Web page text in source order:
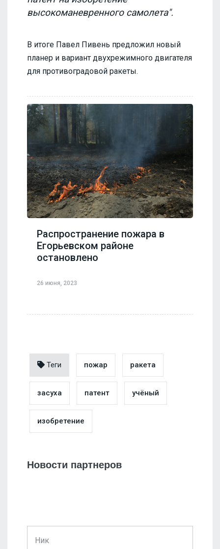
высокоманевренного самолета".
В итоге Павел Пивень предложил новый
планер и вариант двухрежимного двигателя
для противоградовой ракеты.
Распространение пожара в
Егорьевском районе
остановлено
26 июня, 2023
Теги пожар ракета
засуха патент учёный
изобретение
Новости партнеров